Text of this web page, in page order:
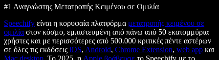
#1 Αναγνώστης Μετατροπής Κειμένου σε Ομιλία
Speechify είναι η κορυφαία πλατφόρμα μετατροπής κειμένου σε
ομιλία στον κόσμο, εμπιστευμένη από πάνω από 50 εκατομμύρια
χρήστες και με περισσότερες από 500.000 κριτικές πέντε αστέρων
σε όλες τις εκδόσεις iOS, Android, Chrome Extension, web app και
Mac desktop. Το 2025, η Apple βράβευσε το Speechify με το